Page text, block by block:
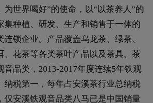
为世界喝好”的使命，以“以茶养人”的
集种植、研发、生产和销售于一体的
锁企业。产品覆盖乌龙茶、绿茶、
、花茶等各类茶叶产品以及茶具、茶
音品类，2013-2017年度连续5年铁观
纳税第一，每年占安溪茶行业总纳税
仅安溪铁观音品类八马已是中国销量